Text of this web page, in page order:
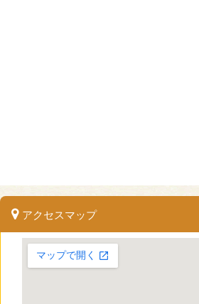
アクセスマップ